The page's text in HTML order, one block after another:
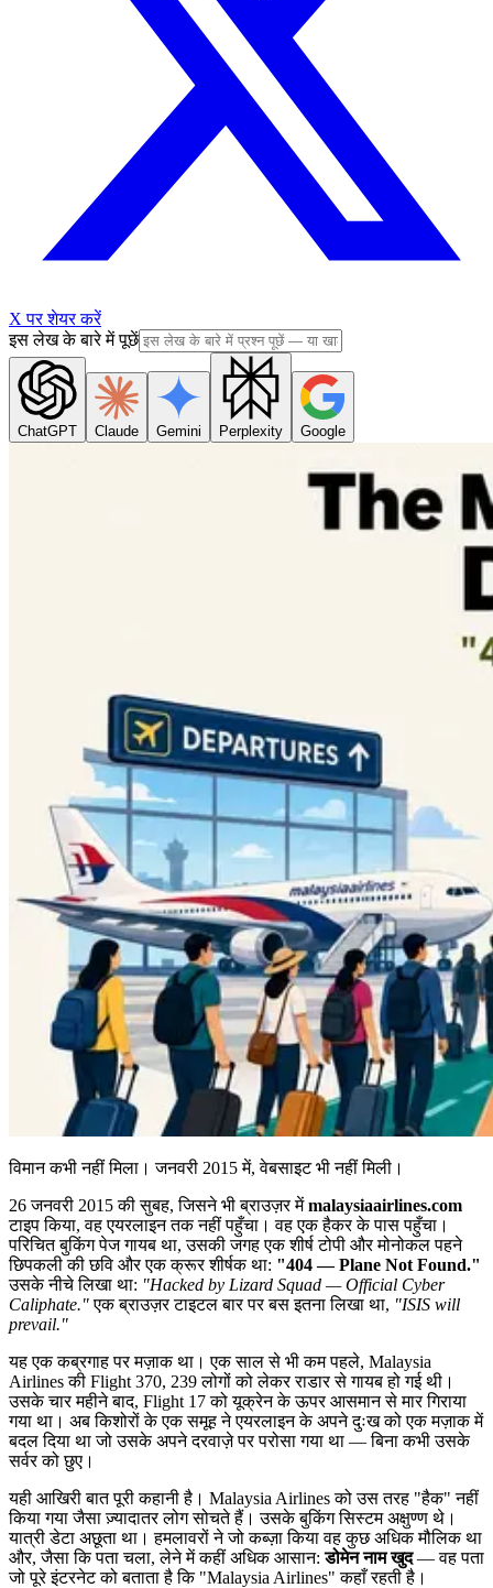
X पर शेयर करें
इस लेख के बारे में पूछें
ChatGPT Claude Gemini Perplexity Google
विमान कभी नहीं मिला। जनवरी 2015 में, वेबसाइट भी नहीं मिली।
26 जनवरी 2015 की सुबह, जिसने भी ब्राउज़र मेंmalaysiaairlines.com
टाइप किया, वह एयरलाइन तक नहीं पहुँचा। वह एक हैकर के पास पहुँचा।
परिचित बुकिंग पेज गायब था, उसकी जगह एक शीर्ष टोपी और मोनोकल पहने
छिपकली की छवि और एक क्रूर शीर्षक था: "404 — Plane Not Found."
उसके नीचे लिखा था: "Hacked by Lizard Squad — Official Cyber
Caliphate."एक ब्राउज़र टाइटल बार पर बस इतना लिखा था, "ISIS will
prevail."
यह एक कब्रगाह पर मज़ाक था। एक साल से भी कम पहले, Malaysia
Airlines की Flight 370, 239 लोगों को लेकर राडार से गायब हो गई थी।
उसके चार महीने बाद, Flight 17 को यूक्रेन के ऊपर आसमान से मार गिराया
गया था। अब किशोरों के एक समूह ने एयरलाइन के अपने दुःख को एक मज़ाक में
बदल दिया था जो उसके अपने दरवाज़े पर परोसा गया था — बिना कभी उसके
सर्वर को छुए।
यही आखिरी बात पूरी कहानी है। Malaysia Airlines को उस तरह "हैक" नहीं
किया गया जैसा ज़्यादातर लोग सोचते हैं। उसके बुकिंग सिस्टम अक्षुण्ण थे।
यात्री डेटा अछूता था। हमलावरों ने जो कब्ज़ा किया वह कुछ अधिक मौलिक था
और, जैसा कि पता चला, लेने में कहीं अधिक आसान:डोमेन नाम खुद— वह पता
जो पूरे इंटरनेट को बताता है कि "Malaysia Airlines" कहाँ रहती है।